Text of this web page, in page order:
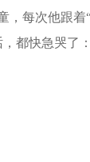
每次他跟着
都快急哭了